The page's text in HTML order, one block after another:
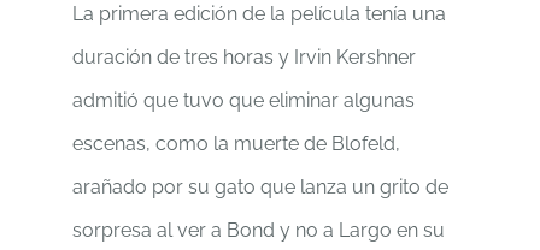
La primera edición de la película tenía una
duración de tres horas y Irvin Kershner
admitió que tuvo que eliminar algunas
escenas, como la muerte de Blofeld,
arañado por su gato que lanza un grito de
sorpresa al ver a Bond y no a Largo en su